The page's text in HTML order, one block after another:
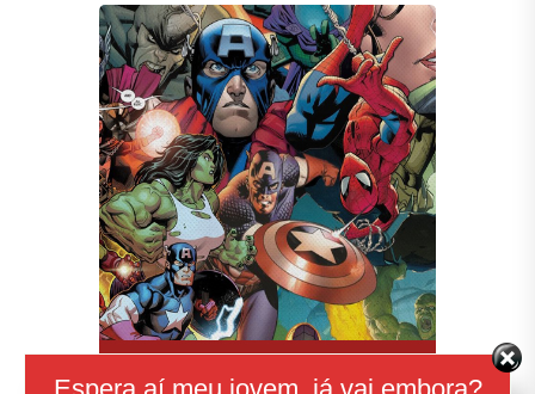
Compre HQs
A Amazon oferece descontos
imperdíveis nas HQs e assinantes
Prime tem entrega gratuita e MUITO
rápida. E mais: comprando por esse
link, você estará nos ajudando.
Comprar
Espera aí meu jovem, já vai embora?